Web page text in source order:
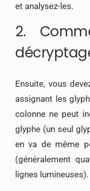
et analysez-les.
2.
Ensuite, vous
assignant les
colonne ne peut
glyphe (un seul
en va de même
(généralement
lignes lumineuses).